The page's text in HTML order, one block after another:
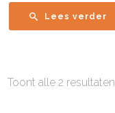
Lees verder
Toont alle 2 resultaten